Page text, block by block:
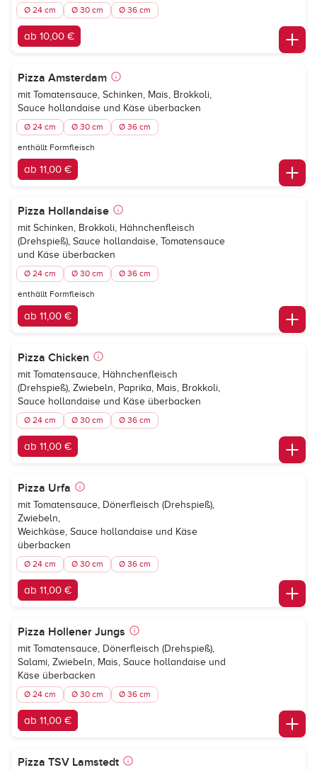
Ø 24 cm Ø 30 cm Ø 36 cm
ab 10,00 €
Pizza Amsterdam
mit Tomatensauce, Schinken, Mais, Brokkoli,
Sauce hollandaise und Käse überbacken
Ø 24 cm Ø 30 cm Ø 36 cm
enthällt Formfleisch
ab 11,00 €
Pizza Hollandaise
mit Schinken, Brokkoli, Hähnchenfleisch
(Drehspieß), Sauce hollandaise, Tomatensauce
und Käse überbacken
Ø 24 cm Ø 30 cm Ø 36 cm
enthällt Formfleisch
ab 11,00 €
Pizza Chicken
mit Tomatensauce, Hähnchenfleisch
(Drehspieß), Zwiebeln, Paprika, Mais, Brokkoli,
Sauce hollandaise und Käse überbacken
Ø 24 cm Ø 30 cm Ø 36 cm
ab 11,00 €
Pizza Urfa
mit Tomatensauce, Dönerfleisch (Drehspieß),
Zwiebeln,
Weichkäse, Sauce hollandaise und Käse
überbacken
Ø 24 cm Ø 30 cm Ø 36 cm
ab 11,00 €
Pizza Hollener Jungs
mit Tomatensauce, Dönerfleisch (Drehspieß),
Salami, Zwiebeln, Mais, Sauce hollandaise und
Käse überbacken
Ø 24 cm Ø 30 cm Ø 36 cm
ab 11,00 €
Pizza TSV Lamstedt